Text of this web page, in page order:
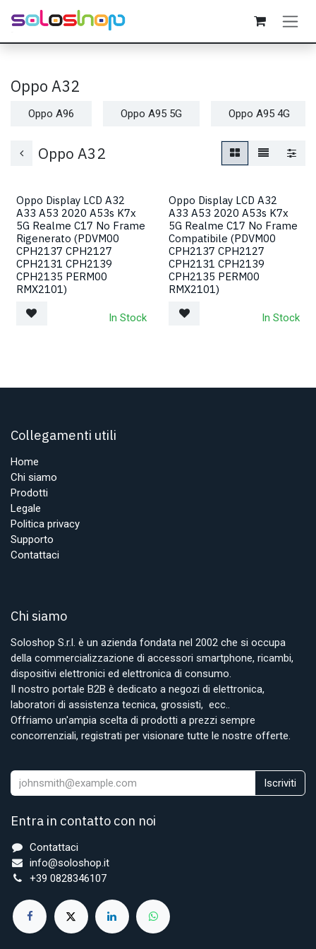
Passa al contenuto
Oppo A32
Oppo A96 Oppo A95 5G Oppo A95 4G
Oppo A32
Oppo Display LCD A32
A33 A53 2020 A53s K7x
5G Realme C17 No Frame
Rigenerato (PDVM00
CPH2137 CPH2127
CPH2131 CPH2139
CPH2135 PERM00
RMX2101)
In Stock
Oppo Display LCD A32
A33 A53 2020 A53s K7x
5G Realme C17 No Frame
Compatibile (PDVM00
CPH2137 CPH2127
CPH2131 CPH2139
CPH2135 PERM00
RMX2101)
In Stock
Collegamenti utili
Home
Chi siamo
Prodotti
Legale
Politica privacy
Supporto
Contattaci
Chi siamo
Soloshop S.r.l. è un azienda fondata nel 2002 che si occupa
della commercializzazione di accessori smartphone, ricambi,
dispositivi elettronici ed elettronica di consumo.
Il nostro portale B2B è dedicato a negozi di elettronica,
laboratori di assistenza tecnica, grossisti, ecc..
Offriamo un'ampia scelta di prodotti a prezzi sempre
concorrenziali, registrati per visionare tutte le nostre offerte.
Iscriviti
Entra in contatto con noi
Contattaci
info@soloshop.it
+39 0828346107